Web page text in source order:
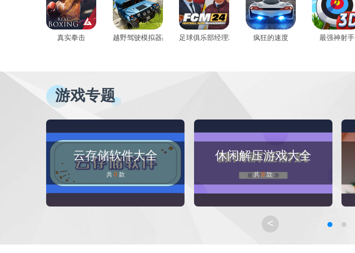
真实拳击 越野驾驶模拟器高级版足球俱乐部经理2024 疯狂的速度 最强神射手
游戏专题
云存储软件大全
共 0 款
休闲解压游戏大全
共 0 款
<